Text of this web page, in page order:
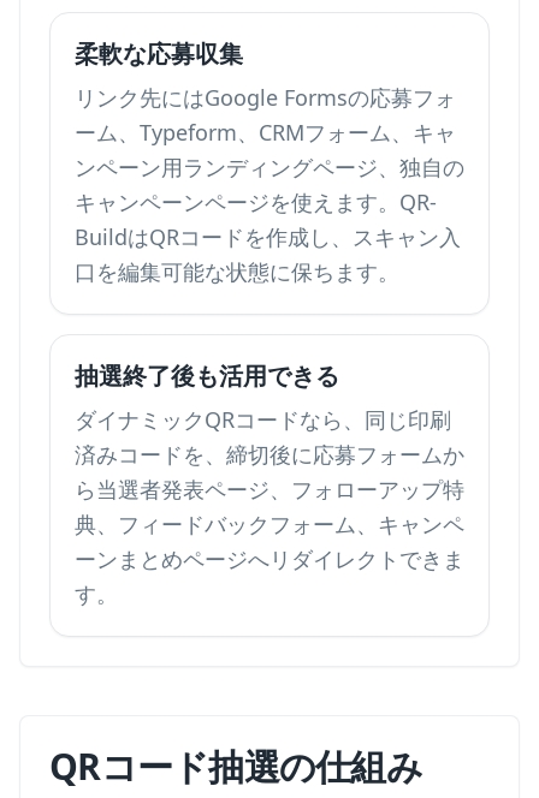
柔軟な応募収集
リンク先にはGoogle Formsの応募フォ
ーム、Typeform、CRMフォーム、キャ
ンペーン用ランディングページ、独自の
キャンペーンページを使えます。QR-
BuildはQRコードを作成し、スキャン入
口を編集可能な状態に保ちます。
抽選終了後も活用できる
ダイナミックQRコードなら、同じ印刷
済みコードを、締切後に応募フォームか
ら当選者発表ページ、フォローアップ特
典、フィードバックフォーム、キャンペ
ーンまとめページへリダイレクトできま
す。
QRコード抽選の仕組み